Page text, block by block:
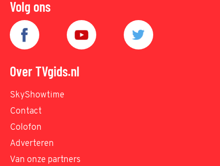
Volg ons
Over TVgids.nl
SkyShowtime
Contact
Colofon
Adverteren
Van onze partners